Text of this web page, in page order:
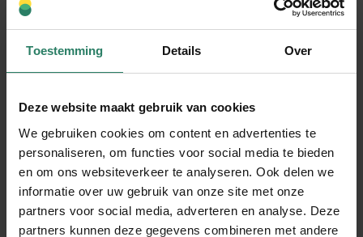
Toestemming Details Over
Deze website maakt gebruik van cookies
We gebruiken cookies om content en advertenties te
personaliseren, om functies voor social media te bieden
en om ons websiteverkeer te analyseren. Ook delen we
informatie over uw gebruik van onze site met onze
partners voor social media, adverteren en analyse. Deze
partners kunnen deze gegevens combineren met andere
verzekeringsadviseurs. Door de veranderingen in
het overheidsbeleid is het een mooie uitdaging
om de voordelen van SharePeople de komende
jaren op de kaart te zetten.
Lees hierons antwoord op het voorstel van
werkgevers en werknemers om zelfstandige
ondernemers vanaf 2024 te verplichten tot een
AOV.
Deel dit stuk